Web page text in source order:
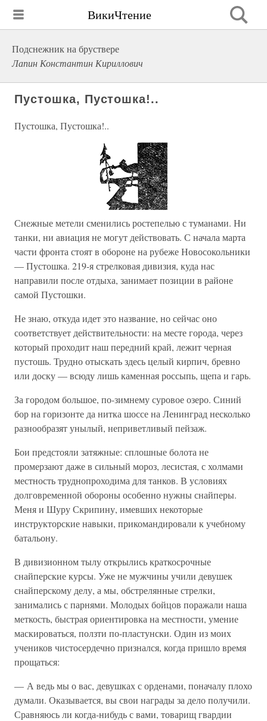
ВикиЧтение
Подснежник на бруствере
Лапин Константин Кириллович
Пустошка, Пустошка!..
Пустошка, Пустошка!..
Снежные метели сменились ростепелью с туманами. Ни
танки, ни авиация не могут действовать. С начала марта
части фронта стоят в обороне на рубеже Новосокольники
— Пустошка. 219-я стрелковая дивизия, куда нас
направили после отдыха, занимает позиции в районе
самой Пустошки.
Не знаю, откуда идет это название, но сейчас оно
соответствует действительности: на месте города, через
который проходит наш передний край, лежит черная
пустошь. Трудно отыскать здесь целый кирпич, бревно
или доску — всюду лишь каменная россыпь, щепа и гарь.
За городом большое, по-зимнему суровое озеро. Синий
бор на горизонте да нитка шоссе на Ленинград несколько
разнообразят унылый, неприветливый пейзаж.
Бои предстояли затяжные: сплошные болота не
промерзают даже в сильный мороз, лесистая, с холмами
местность труднопроходима для танков. В условиях
долговременной обороны особенно нужны снайперы.
Меня и Шуру Скрипину, имевших некоторые
инструкторские навыки, прикомандировали к учебному
батальону.
В дивизионном тылу открылись краткосрочные
снайперские курсы. Уже не мужчины учили девушек
снайперскому делу, а мы, обстрелянные стрелки,
занимались с парнями. Молодых бойцов поражали наша
меткость, быстрая ориентировка на местности, умение
маскироваться, ползти по-пластунски. Один из моих
учеников чистосердечно признался, когда пришло время
прощаться:
— А ведь мы о вас, девушках с орденами, поначалу плохо
думали. Оказывается, вы свои награды за дело получили.
Сравняюсь ли когда-нибудь с вами, товарищ гвардии